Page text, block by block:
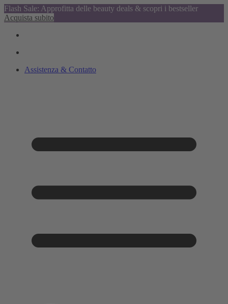
Flash Sale: Approfitta delle beauty deals & scopri i bestseller
Acquista subito
Assistenza & Contatto